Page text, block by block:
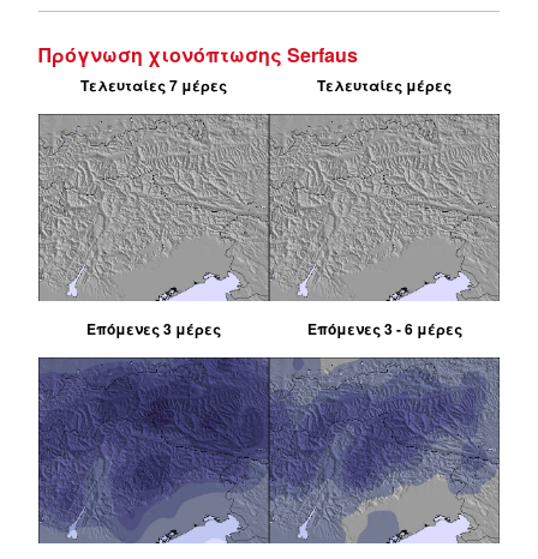
Πρόγνωση χιονόπτωσης Serfaus
Τελευταίες 7 μέρες Τελευταίες μέρες
Επόμενες 3 μέρες Επόμενες 3 - 6 μέρες